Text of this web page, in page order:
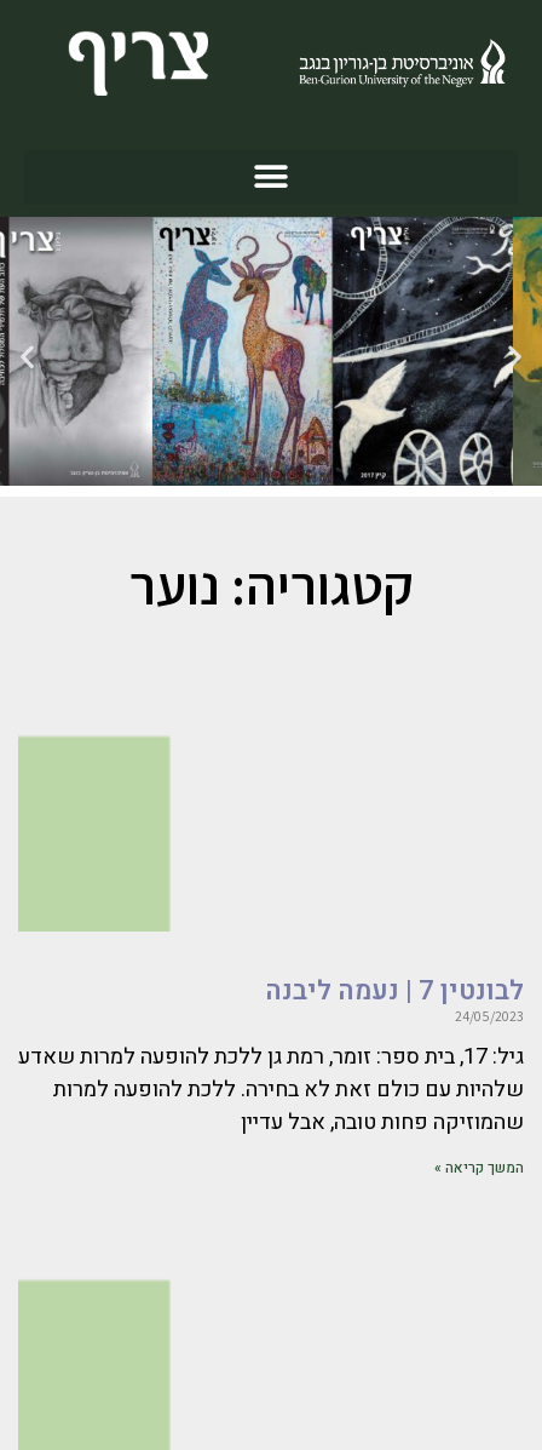
קטגוריה: נוער
לבונטין 7 | נעמה ליבנה
24/05/2023
גיל: 17, בית ספר: זומר, רמת גן ללכת להופעה למרות שאדע
שלהיות עם כולם זאת לא בחירה. ללכת להופעה למרות
שהמוזיקה פחות טובה, אבל עדיין
המשך קריאה »